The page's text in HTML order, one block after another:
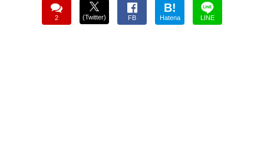
2 (Twitter) FB
B!
Hatena LINE